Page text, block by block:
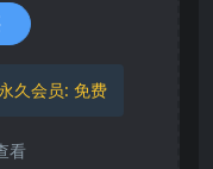
永久会员: 免费
看